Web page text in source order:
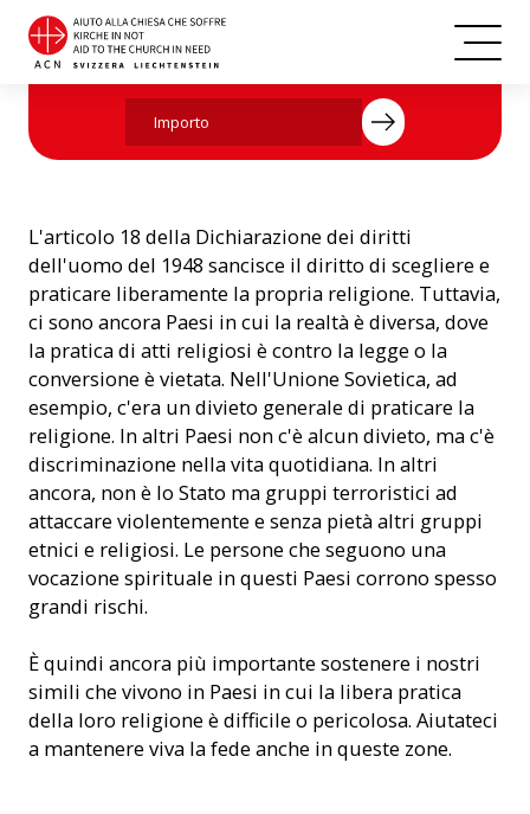
Aiutate ora con la vostra donazione.
L'articolo 18 della Dichiarazione dei diritti
dell'uomo del 1948 sancisce il diritto di scegliere e
praticare liberamente la propria religione. Tuttavia,
ci sono ancora Paesi in cui la realtà è diversa, dove
la pratica di atti religiosi è contro la legge o la
conversione è vietata. Nell'Unione Sovietica, ad
esempio, c'era un divieto generale di praticare la
religione. In altri Paesi non c'è alcun divieto, ma c'è
discriminazione nella vita quotidiana. In altri
ancora, non è lo Stato ma gruppi terroristici ad
attaccare violentemente e senza pietà altri gruppi
etnici e religiosi. Le persone che seguono una
vocazione spirituale in questi Paesi corrono spesso
grandi rischi.
È quindi ancora più importante sostenere i nostri
simili che vivono in Paesi in cui la libera pratica
della loro religione è difficile o pericolosa. Aiutateci
a mantenere viva la fede anche in queste zone.